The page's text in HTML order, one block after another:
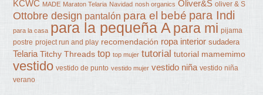
KCWC MADE Maraton Telaria Navidad nosh organics Oliver&S oliver & S
Ottobre design pantalón para el bebé para Indi
para la casa para la pequeña A para mi pijama
postre project run and play recomendación ropa interior sudadera
Telaria Titchy Threads top top mujer tutorial tutorial mamemimo
vestido vestido de punto vestido mujer vestido niña vestido niña
verano